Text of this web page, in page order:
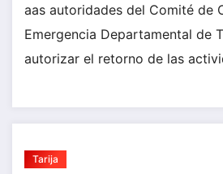
aas autoridades del Comité de
Emergencia Departamental de
autorizar el retorno de las
Tarija